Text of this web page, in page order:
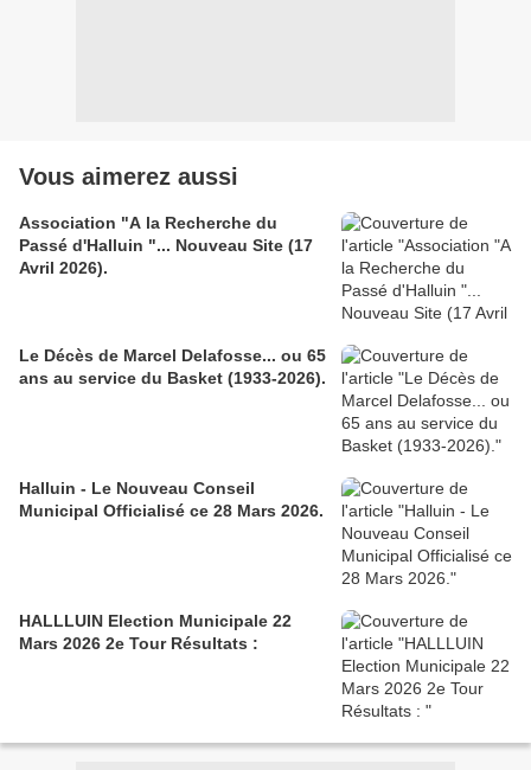
Vous aimerez aussi
Association "A la Recherche du
Passé d'Halluin "... Nouveau Site (17
Avril 2026).
Le Décès de Marcel Delafosse... ou 65
ans au service du Basket (1933-2026).
Halluin - Le Nouveau Conseil
Municipal Officialisé ce 28 Mars 2026.
HALLLUIN Election Municipale 22
Mars 2026 2e Tour Résultats :